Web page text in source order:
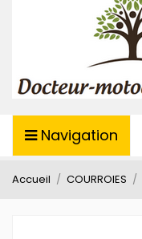
Navigation
Accueil COURROIES